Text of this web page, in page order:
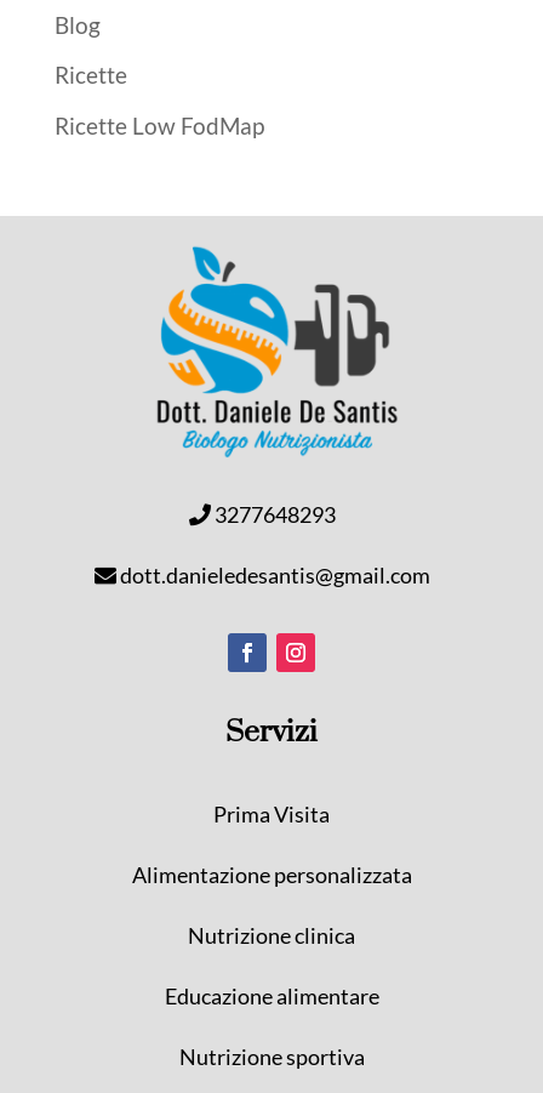
Blog
Ricette
Ricette Low FodMap
3277648293
dott.danieledesantis@gmail.com
Servizi
Prima Visita
Alimentazione personalizzata
Nutrizione clinica
Educazione alimentare
Nutrizione sportiva